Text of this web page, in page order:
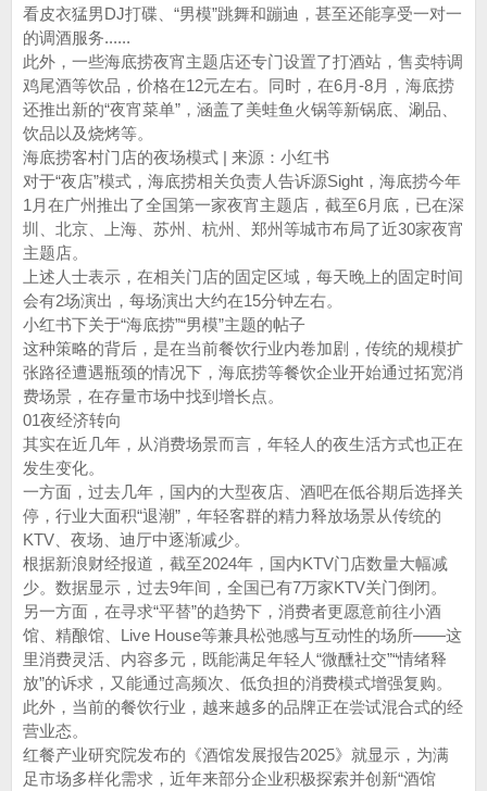
看皮衣猛男DJ打碟、“男模”跳舞和蹦迪，甚至还能享受一对一
的调酒服务......
此外，一些海底捞夜宵主题店还专门设置了打酒站，售卖特调
鸡尾酒等饮品，价格在12元左右。同时，在6月-8月，海底捞
还推出新的“夜宵菜单”，涵盖了美蛙鱼火锅等新锅底、涮品、
饮品以及烧烤等。
海底捞客村门店的夜场模式 | 来源：小红书
对于“夜店”模式，海底捞相关负责人告诉源Sight，海底捞今年
1月在广州推出了全国第一家夜宵主题店，截至6月底，已在深
圳、北京、上海、苏州、杭州、郑州等城市布局了近30家夜宵
主题店。
上述人士表示，在相关门店的固定区域，每天晚上的固定时间
会有2场演出，每场演出大约在15分钟左右。
小红书下关于“海底捞”“男模”主题的帖子
这种策略的背后，是在当前餐饮行业内卷加剧，传统的规模扩
张路径遭遇瓶颈的情况下，海底捞等餐饮企业开始通过拓宽消
费场景，在存量市场中找到增长点。
01夜经济转向
其实在近几年，从消费场景而言，年轻人的夜生活方式也正在
发生变化。
一方面，过去几年，国内的大型夜店、酒吧在低谷期后选择关
停，行业大面积“退潮”，年轻客群的精力释放场景从传统的
KTV、夜场、迪厅中逐渐减少。
根据新浪财经报道，截至2024年，国内KTV门店数量大幅减
少。数据显示，过去9年间，全国已有7万家KTV关门倒闭。
另一方面，在寻求“平替”的趋势下，消费者更愿意前往小酒
馆、精酿馆、Live House等兼具松弛感与互动性的场所——这
里消费灵活、内容多元，既能满足年轻人“微醺社交”“情绪释
放”的诉求，又能通过高频次、低负担的消费模式增强复购。
此外，当前的餐饮行业，越来越多的品牌正在尝试混合式的经
营业态。
红餐产业研究院发布的《酒馆发展报告2025》就显示，为满
足市场多样化需求，近年来部分企业积极探索并创新“酒馆